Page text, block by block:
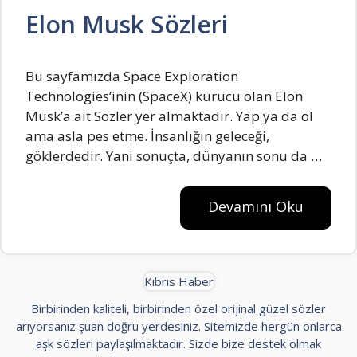
Elon Musk Sözleri
Bu sayfamızda Space Exploration
Technologies’inin (SpaceX) kurucu olan Elon
Musk’a ait Sözler yer almaktadır. Yap ya da öl
ama asla pes etme. İnsanlığın geleceği,
göklerdedir. Yani sonuçta, dünyanın sonu da …
Devamını Oku
Kıbrıs Haber
Birbirinden kaliteli, birbirinden özel orijinal güzel sözler
arıyorsanız şuan doğru yerdesiniz. Sitemizde hergün onlarca
aşk sözleri paylaşılmaktadır. Sizde bize destek olmak